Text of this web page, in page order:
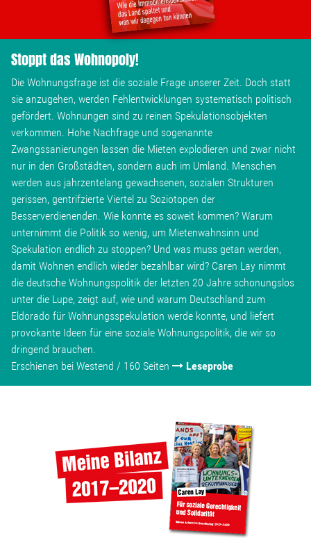
Leseprobe
Pressestimmen
Bestellen
Stoppt das Wohnopoly!
Die Wohnungsfrage ist die soziale Frage unserer Zeit. Doch statt
sie anzugehen, werden Fehlentwicklungen systematisch politisch
gefördert. Wohnungen sind zu reinen Spekulationsobjekten
verkommen. Hohe Nachfrage und sogenannte
Zwangssanierungen lassen die Mieten explodieren und zwar nicht
nur in den Großstädten, sondern auch im Umland. Menschen
werden aus jahrzentelang gewachsenen, sozialen Strukturen
gerissen, gentrifzierte Viertel zu Soziotopen der
Besserverdienenden. Wie konnte es soweit kommen? Warum
unternimmt die Politik so wenig, um Mietenwahnsinn und
Spekulation endlich zu stoppen? Und was muss getan werden,
damit Wohnen endlich wieder bezahlbar wird? Caren Lay nimmt
die deutsche Wohnungspolitik der letzten 20 Jahre schonungslos
unter die Lupe, zeigt auf, wie und warum Deutschland zum
Eldorado für Wohnungsspekulation werde konnte, und liefert
provokante Ideen für eine soziale Wohnungspolitik, die wir so
dringend brauchen.
Erschienen bei Westend / 160 Seiten
Leseprobe